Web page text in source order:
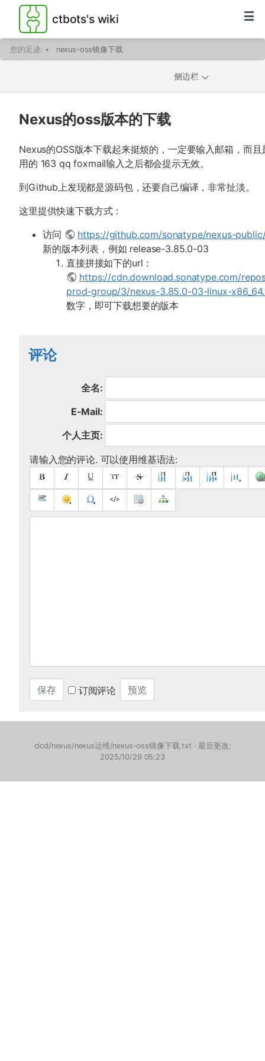
ctbots's wiki
您的足迹: • nexus-oss镜像下载
侧边栏
Nexus的oss版本的下载
Nexus的OSS版本下载起来挺烦的，一定要输入邮箱，而
用的 163 qq foxmail输入之后都会提示无效。
到Github上发现都是源码包，还要自己编译，非常扯淡。
这里提供快速下载方式：
访问
https://github.com/sonatype/nexus-
新的版本列表，例如 release-3.85.0-03
直接拼接如下的url：
https://cdn.download.sonatype.com/
prod-group/3/nexus-3.85.0-03-linux-
数字，即可下载想要的版本
评论
全名:
E-Mail:
个人主页:
请输入您的评论. 可以使用维基语法:
订阅评论
cicd/nexus/nexus运维/nexus-oss镜像下载.txt · 最后更改:
2025/10/29 05:23